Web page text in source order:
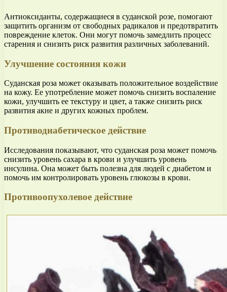
Антиоксиданты, содержащиеся в суданской розе, помогают
защитить организм от свободных радикалов и предотвратить
повреждение клеток. Они могут помочь замедлить процесс
старения и снизить риск развития различных заболеваний.
Улучшение состояния кожи
Суданская роза может оказывать положительное воздействие
на кожу. Ее употребление может помочь снизить воспаление
кожи, улучшить ее текстуру и цвет, а также снизить риск
развития акне и других кожных проблем.
Противодиабетическое действие
Исследования показывают, что суданская роза может помочь
снизить уровень сахара в крови и улучшить уровень
инсулина. Она может быть полезна для людей с диабетом и
помочь им контролировать уровень глюкозы в крови.
Противоопухолевое действие